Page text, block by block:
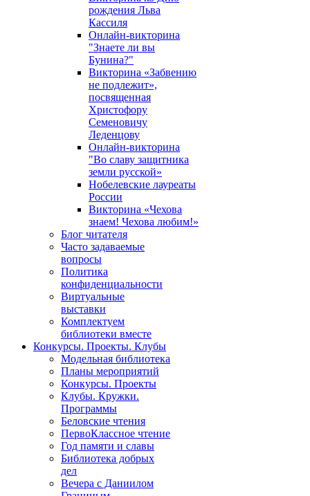
рождения Льва
Кассиля
Онлайн-викторина
"Знаете ли вы
Бунина?"
Викторина «Забвению
не подлежит»,
посвященная
Христофору
Семеновичу
Леденцову
Онлайн-викторина
"Во славу защитника
земли русской»
Нобелевские лауреаты
России
Викторина «Чехова
знаем! Чехова любим!»
Блог читателя
Часто задаваемые
вопросы
Политика
конфиденциальности
Виртуальные
выставки
Комплектуем
библиотеки вместе
Конкурсы. Проекты. Клубы
Модельная библиотека
Планы мероприятий
Конкурсы. Проекты
Клубы. Кружки.
Программы
Беловские чтения
ПервоКлассное чтение
Год памяти и славы
Библиотека добрых
дел
Вечера с Даниилом